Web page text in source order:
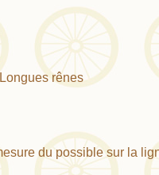
rênes
du possible sur la